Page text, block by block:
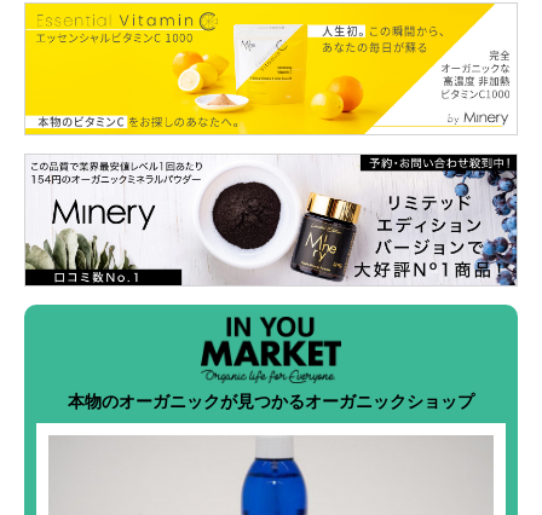
本物のオーガニックが見つかるオーガニックショップ